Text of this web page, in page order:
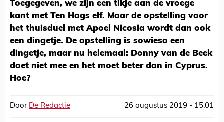
Toegegeven, we zijn een tikje aan de vroege
kant met Ten Hags elf. Maar de opstelling voor
het thuisduel met Apoel Nicosia wordt dan ook
een dingetje. De opstelling is sowieso een
dingetje, maar nu helemaal: Donny van de Beek
doet niet mee en het moet beter dan in Cyprus.
Hoe?
Door De Redactie 26 augustus 2019 - 15:01